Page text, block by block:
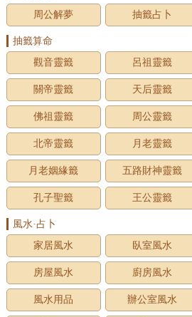
周公解夢
抽籤占卜
抽籤算命
觀音靈籤
呂祖靈籤
關帝靈籤 天后靈籤
佛祖靈籤 周公靈籤
北帝靈籤 月老靈籤
月老姻緣籤 五路財神靈籤
孔子聖籤 王公靈籤
風水·占卜
家居風水
臥室風水
房屋風水 廚房風水
風水用品 辦公室風水